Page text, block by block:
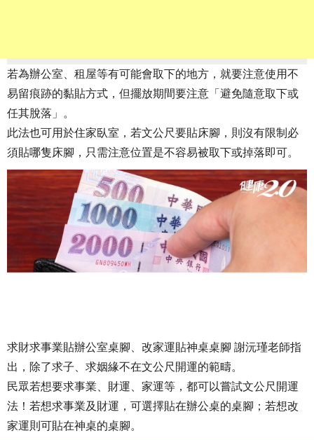
若為辦公室、租屋等有可能會取下的地方，就要注意使用不
易留痕跡的黏貼方式，但擺放期間要注意「避免隨意取下或
任其脫落」。
此法也可用於住家臥室，若文公尺要貼床腳，則沒有限制必
須貼哪隻床腳，只需注意位置是不容易被取下或掉落即可。
求財求事業貼辦公室桌腳、改家運貼神桌桌腳 謝沅瑾老師指
出，除了求子、求姻緣不在文公尺開運的範疇。
民眾若想要求事業、財運、家運等，都可以嘗試文公尺開運
法！若想求事業及財運，可選擇貼在辦公桌的桌腳；若想改
家運則可貼在神桌的桌腳。